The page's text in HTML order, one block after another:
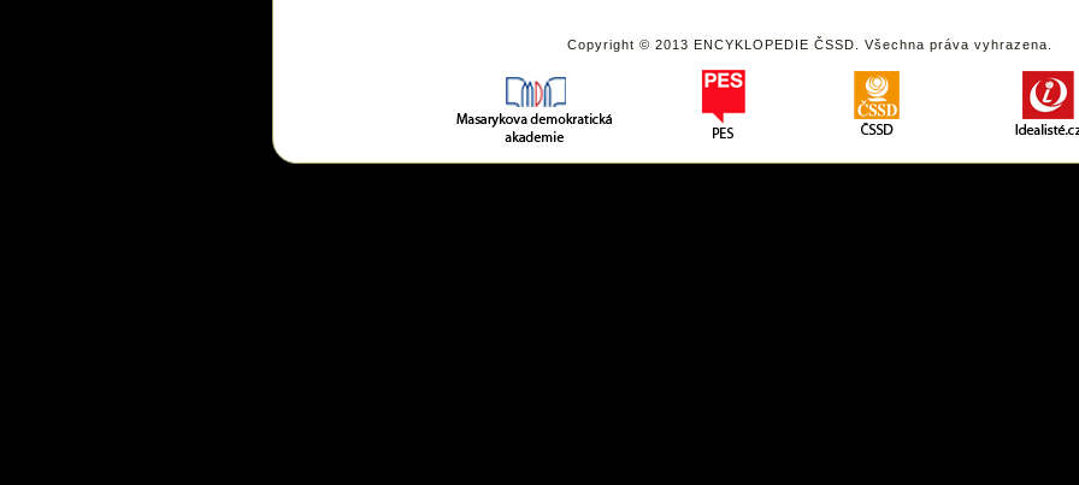
Copyright © 2013 ENCYKLOPEDIE ČSSD. Všechna práva vyhrazena.